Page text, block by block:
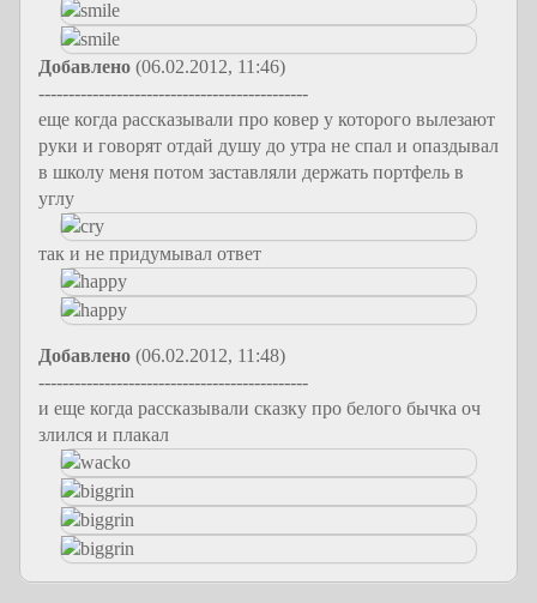
Добавлено (06.02.2012, 11:46)
---------------------------------------------
еще когда рассказывали про ковер у которого вылезают
руки и говорят отдай душу до утра не спал и опаздывал
в школу меня потом заставляли держать портфель в
углу
так и не придумывал ответ
Добавлено (06.02.2012, 11:48)
---------------------------------------------
и еще когда рассказывали сказку про белого бычка оч
злился и плакал